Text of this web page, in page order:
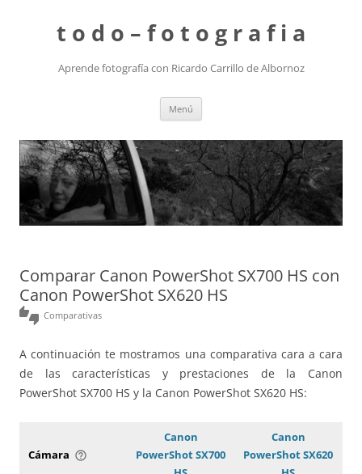
t o d o – f o t o g r a f i a
Aprende fotografía con Ricardo Carrillo de Albornoz
Menú
Comparar Canon PowerShot SX700 HS con
Canon PowerShot SX620 HS
thumbs_up_down Comparativas
A continuación te mostramos una comparativa cara a cara
de las características y prestaciones de la Canon
PowerShot SX700 HS y la Canon PowerShot SX620 HS:
Cámara help_outline
Canon
PowerShot SX700
Canon
PowerShot SX620